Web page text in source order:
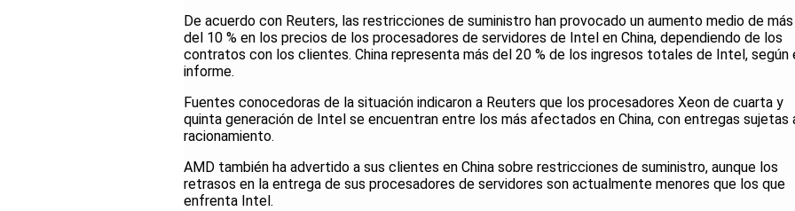
De acuerdo con Reuters, las restricciones de suministro han provocado un aumento medio de más
del 10 % en los precios de los procesadores de servidores de Intel en China, dependiendo de los
contratos con los clientes. China representa más del 20 % de los ingresos totales de Intel, según
informe.
Fuentes conocedoras de la situación indicaron a Reuters que los procesadores Xeon de cuarta y
quinta generación de Intel se encuentran entre los más afectados en China, con entregas sujetas
racionamiento.
AMD también ha advertido a sus clientes en China sobre restricciones de suministro, aunque los
retrasos en la entrega de sus procesadores de servidores son actualmente menores que los que
enfrenta Intel.